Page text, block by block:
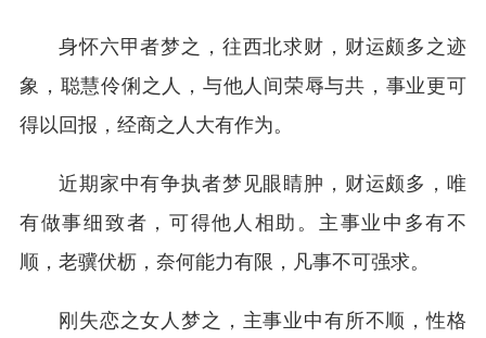
身怀六甲者梦之，往西北求财，财运颇多之迹
象，聪慧伶俐之人，与他人间荣辱与共，事业更可
得以回报，经商之人大有作为。
近期家中有争执者梦见眼睛肿，财运颇多，唯
有做事细致者，可得他人相助。主事业中多有不
顺，老骥伏枥，奈何能力有限，凡事不可强求。
刚失恋之女人梦之，主事业中有所不顺，性格